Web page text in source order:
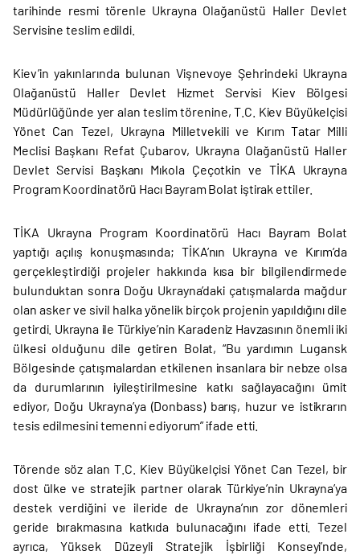
tarihinde resmi törenle Ukrayna Olağanüstü Haller Devlet
Servisine teslim edildi.
Kiev’in yakınlarında bulunan Vişnevoye Şehrindeki Ukrayna
Olağanüstü Haller Devlet Hizmet Servisi Kiev Bölgesi
Müdürlüğünde yer alan teslim törenine, T.C. Kiev Büyükelçisi
Yönet Can Tezel, Ukrayna Milletvekili ve Kırım Tatar Milli
Meclisi Başkanı Refat Çubarov, Ukrayna Olağanüstü Haller
Devlet Servisi Başkanı Mıkola Çeçotkin ve TİKA Ukrayna
Program Koordinatörü Hacı Bayram Bolat iştirak ettiler.
TİKA Ukrayna Program Koordinatörü Hacı Bayram Bolat
yaptığı açılış konuşmasında; TİKA’nın Ukrayna ve Kırım’da
gerçekleştirdiği projeler hakkında kısa bir bilgilendirmede
bulunduktan sonra Doğu Ukrayna’daki çatışmalarda mağdur
olan asker ve sivil halka yönelik birçok projenin yapıldığını dile
getirdi. Ukrayna ile Türkiye’nin Karadeniz Havzasının önemli iki
ülkesi olduğunu dile getiren Bolat, “Bu yardımın Lugansk
Bölgesinde çatışmalardan etkilenen insanlara bir nebze olsa
da durumlarının iyileştirilmesine katkı sağlayacağını ümit
ediyor, Doğu Ukrayna’ya (Donbass) barış, huzur ve istikrarın
tesis edilmesini temenni ediyorum” ifade etti.
Törende söz alan T.C. Kiev Büyükelçisi Yönet Can Tezel, bir
dost ülke ve stratejik partner olarak Türkiye’nin Ukrayna’ya
destek verdiğini ve ileride de Ukrayna’nın zor dönemleri
geride bırakmasına katkıda bulunacağını ifade etti. Tezel
ayrıca, Yüksek Düzeyli Stratejik İşbirliği Konseyi’nde,